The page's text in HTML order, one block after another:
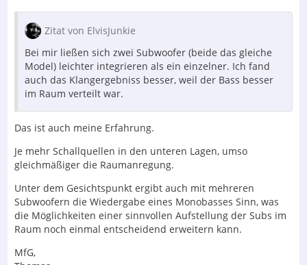
Zitat von ElvisJunkie
Bei mir ließen sich zwei Subwoofer (beide das gleiche
Model) leichter integrieren als ein einzelner. Ich fand
auch das Klangergebniss besser, weil der Bass besser
im Raum verteilt war.
Das ist auch meine Erfahrung.
Je mehr Schallquellen in den unteren Lagen, umso
gleichmäßiger die Raumanregung.
Unter dem Gesichtspunkt ergibt auch mit mehreren
Subwoofern die Wiedergabe eines Monobasses Sinn, was
die Möglichkeiten einer sinnvollen Aufstellung der Subs im
Raum noch einmal entscheidend erweitern kann.
MfG,